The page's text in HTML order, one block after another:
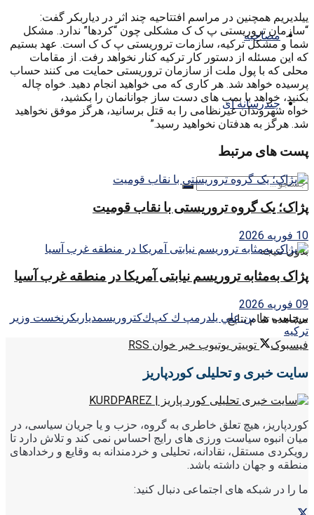
مصاحبه
چندرسانه ای
بدون نتیجه
مشاهده تمام نتایج
ییلدیریم همچنین در مراسم افتتاحیه چند اثر در دیاربکر گفت:
“سازمان تروریستی پ ک ک مشکلی چون “کردها” ندارد. مشکل
شما و مشکل ترکیه، سازمات تروریستی پ ک ک است. عهد بستیم
که این مسئله از دستور کار ترکیه کنار نخواهد رفت. از مقامات
محلی که با پول ملت از سازمان تروریستی حمایت می کنند حساب
پرسیده خواهد شد. هر کاری که می خواهید انجام دهید. خواه چاله
بکنید، خواهد با بمب های دست ساز جوانانمان را بکشید،
خواه شهروندان غیرنظامی را به قتل برسانید، هرگز موفق نخواهید
شد. هرگز به هدفتان نخواهید رسید.”
پست های مرتبط
پژاک؛ یک گروه تروریستی با نقاب قومیت
10 فوریه 2026
پژاک به‌مثابه تروریسم نیابتی آمریکا در منطقه غرب آسیا
09 فوریه 2026
برچسب ها: بن علي يلدرمپ ك كپ‌ك‌كتروريسمدياربكر نخست وزير
تركيه
فیسبوک
توییتر یوتیوب خبر خوان RSS
سایت خبری و تحلیلی کوردپاریز
کوردپاریز، هیچ تعلق خاطری به گروه، حزب و یا جریان سیاسی، در
میان انبوه سیاست ورزی های رایج احساس نمی کند و تلاش دارد تا
رویکردی مستقل، نقادانه، تحلیلی و خردمندانه به وقایع و رخدادهای
منطقه و جهان داشته باشد.
ما را در شبکه های اجتماعی دنبال کنید: